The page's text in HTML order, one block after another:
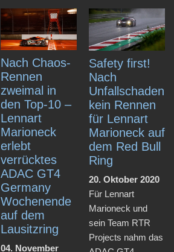
Nach Chaos-
Rennen
zweimal in
den Top-10 –
Lennart
Marioneck
erlebt
verrücktes
ADAC GT4
Germany
Wochenende
auf dem
Lausitzring
04. November
Safety first!
Nach
Unfallschaden
kein Rennen
für Lennart
Marioneck auf
dem Red Bull
Ring
20. Oktober 2020
Für Lennart
Marioneck und
sein Team RTR
Projects nahm das